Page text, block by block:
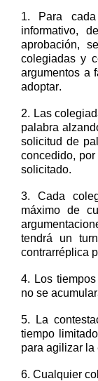
1. Para
informativo,
aprobación,
colegiadas y
argumentos a
adoptar.
2. Las
palabra
solicitud de
concedido,
solicitado.
3. Cada
máximo de
tendrá un
contrarréplica
4. Los
no se
5.
La
tiempo limitado
para agilizar la
6.Cualquier